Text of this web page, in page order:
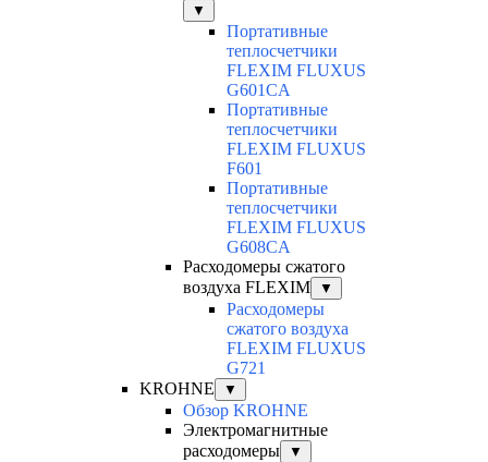
▼
Портативные
теплосчетчики
FLEXIM FLUXUS
G601CA
Портативные
теплосчетчики
FLEXIM FLUXUS
F601
Портативные
теплосчетчики
FLEXIM FLUXUS
G608CA
Расходомеры сжатого
воздуха FLEXIM
▼
Расходомеры
сжатого воздуха
FLEXIM FLUXUS
G721
KROHNE
▼
Обзор KROHNE
Электромагнитные
расходомеры
▼